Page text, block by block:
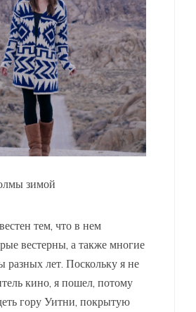
зимой
тем, что в нем
вестерны, а также многие
разных лет. Поскольку я не
кино, я пошел, потому
гору Уитни, покрытую